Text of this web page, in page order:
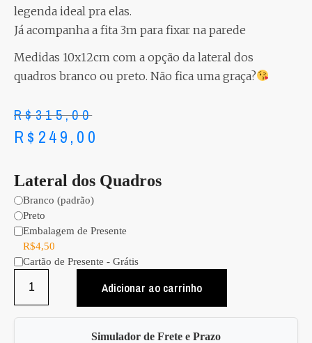
legenda ideal pra elas.
Já acompanha a fita 3m para fixar na parede
Medidas 10x12cm com a opção da lateral dos
quadros branco ou preto. Não fica uma graça?
R$315,00
R$ 249,00
Lateral dos Quadros
Branco (padrão)
Preto
Embalagem de Presente
R$4,50
Cartão de Presente - Grátis
Adicionar ao carrinho
Simulador de Frete e Prazo